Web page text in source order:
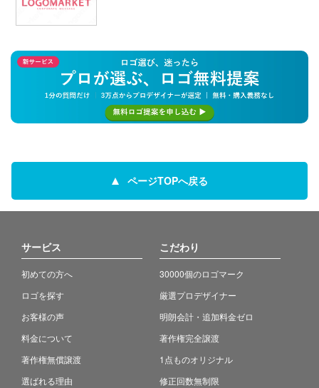
ページTOPへ戻る
サービス
初めての方へ
ロゴを探す
お客様の声
料金について
著作権無償譲渡
選ばれる理由
こだわり
30000個のロゴマーク
厳選プロデザイナー
明朗会計・追加料金ゼロ
著作権完全譲渡
1点ものオリジナル
修正回数無制限